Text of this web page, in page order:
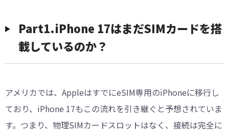
Part1.iPhone 17はまだSIMカードを搭
載しているのか？
アメリカでは、AppleはすでにeSIM専用のiPhoneに移行し
ており、iPhone 17もこの流れを引き継ぐと予想されていま
す。つまり、物理SIMカードスロットはなく、接続は完全に